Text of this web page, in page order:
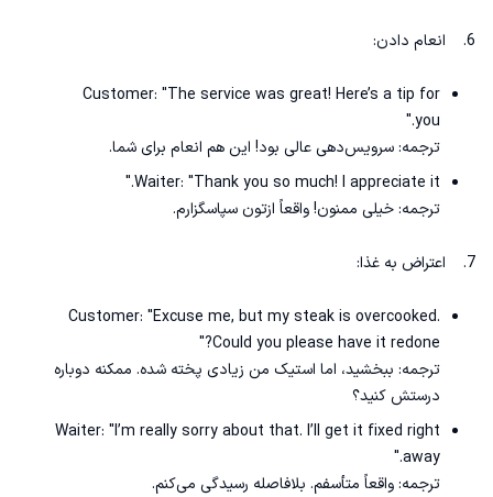
6. انعام دادن:
Customer: "The service was great! Here’s a tip for
you."
ترجمه: سرویس‌دهی عالی بود! این هم انعام برای شما.
Waiter: "Thank you so much! I appreciate it."
ترجمه: خیلی ممنون! واقعاً ازتون سپاسگزارم.
7. اعتراض به غذا:
Customer: "Excuse me, but my steak is overcooked.
Could you please have it redone?"
ترجمه: ببخشید، اما استیک من زیادی پخته شده. ممکنه دوباره
درستش کنید؟
Waiter: "I’m really sorry about that. I’ll get it fixed right
away."
ترجمه: واقعاً متأسفم. بلافاصله رسیدگی می‌کنم.